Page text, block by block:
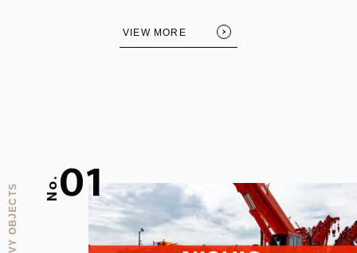
VIEW MORE
No.01